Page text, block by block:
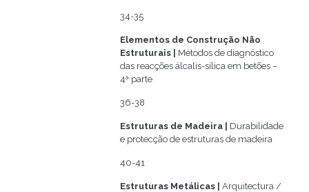
34-35
Elementos de Construção Não
Estruturais
Métodos de diagnóstico
das reacções álcalis-sílica em betões –
4ª parte
36-38
Estruturas de Madeira | Durabilidade
e protecção de estruturas de madeira
40-41
Estruturas Metálicas |Arquitectura /